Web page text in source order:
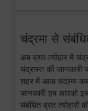
चंद्रमा से
अब व्रत-त्योहार में
चंद्रास्त की
शहर में आज चंद्रमा
जानकारी हम आपको
संबंधित व्रत त्योहारों